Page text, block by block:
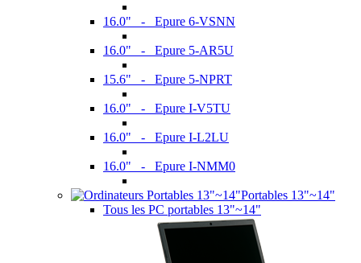
16.0" - Epure 6-VSNN
16.0" - Epure 5-AR5U
15.6" - Epure 5-NPRT
16.0" - Epure I-V5TU
16.0" - Epure I-L2LU
16.0" - Epure I-NMM0
Portables 13"~14"
Tous les PC portables 13"~14"